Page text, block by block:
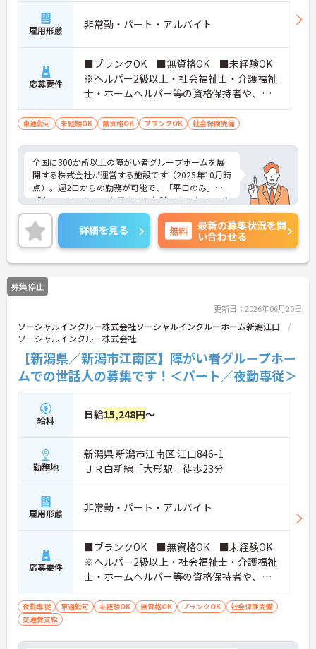
雇用形態 非常勤・パート・アルバイト
応募要件
■ブランクOK ■無資格OK ■未経験OK
※ヘルパー2級以上・社会福祉士・介護福祉
士・ホームヘルパー等の資格保持者や、福
祉系業務経験者、障害者支援施設経験者、
生活支援員、障害者支援員、就労支援員、
車通勤可 未経験OK 無資格OK ブランクOK 社会保険完備
全国に300か所以上の障がい者グループホームを展
開する株式会社が運営する施設です（2025年10月時
点）。週2日からの勤務が可能で、「平日のみ」
「土日のみ」といった働き方も相談できるため、ご
自身のライフスタイルに合わせて柔軟に働けます。
ご家庭やプライベートとの両立、Wワークを希望さ
れる方にもぴったりです。未経験・無資格からスタ
ートできるお仕事で、入社後は先輩スタッフが1か
ら丁寧にサポートするため、安心して業務を始めら
れます。実際に20代から60代まで幅広い年代のスタ
ッフが活躍中です。ご興味のある方には、面接対策
詳細を見る 無料
最新の募集状況を問
い合わせる
募集停止
更新日：2026年06月20日
ソーシャルインクルー株式会社ソーシャルインクルーホーム新潟江口
ソーシャルインクルー株式会社
【新潟県／新潟市江南区】障がい者グループホー
ムでの世話人の募集です！＜パート／夜勤専従＞
給料 日給15,248円～
勤務地
新潟県 新潟市江南区 江口846-1
ＪＲ白新線「大形駅」徒歩23分
雇用形態 非常勤・パート・アルバイト
応募要件
■ブランクOK ■無資格OK ■未経験OK
※ヘルパー2級以上・社会福祉士・介護福祉
士・ホームヘルパー等の資格保持者や、福
祉系業務経験者、障害者支援施設経験者、
生活支援員、障害者支援員、就労支援員、
夜勤専従 車通勤可 未経験OK 無資格OK ブランクOK
社会保険完備
交通費支給